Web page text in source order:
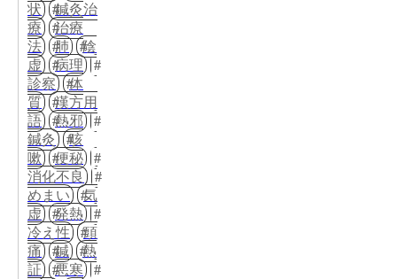
状
鍼灸治
療
治療
法
肺
陰
虚
病理
診察
体
質
漢方用
語
熱邪
鍼灸
咳
嗽
便秘
消化不良
めまい
気
虚
発熱
冷え性
頭
痛
鍼
熱
証
悪寒